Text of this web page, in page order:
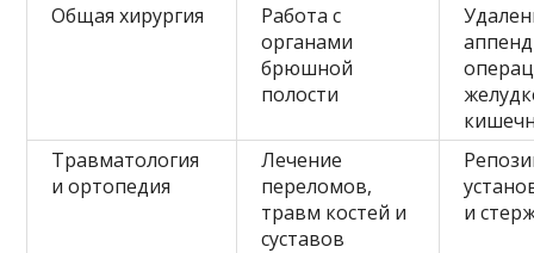
Общая хирургия
Работа с
органами
брюшной
полости
Травматология
и ортопедия
Лечение
переломов,
травм костей и
суставов
и